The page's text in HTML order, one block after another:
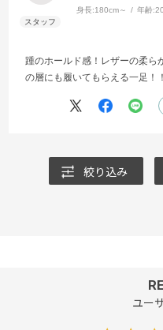
身長:180cm～ 年齢:
踵のホールド感！レザーの柔ら
の層にも履いてもらえる一足！！
絞り込み
ユー